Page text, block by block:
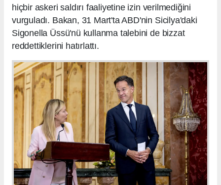
hiçbir askeri saldırı faaliyetine izin verilmediğini
vurguladı. Bakan, 31 Mart'ta ABD'nin Sicilya'daki
Sigonella Üssü'nü kullanma talebini de bizzat
reddettiklerini hatırlattı.